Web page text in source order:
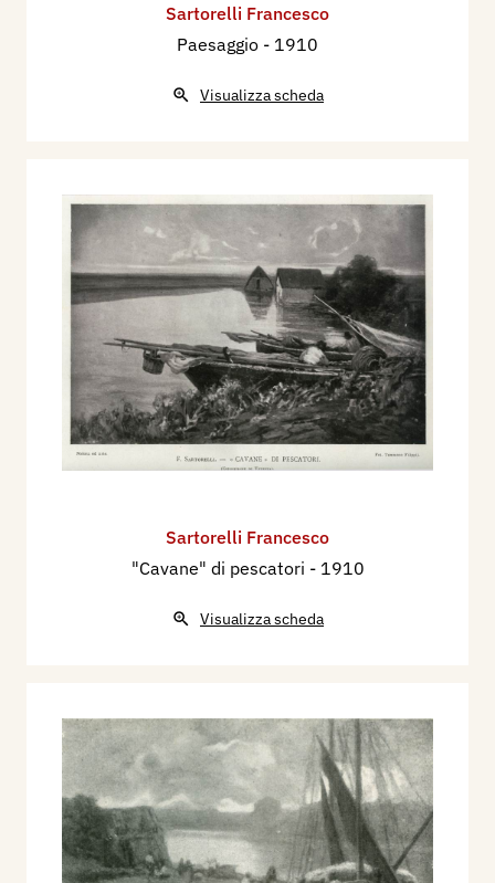
Sartorelli Francesco
Paesaggio - 1910
Visualizza scheda
Sartorelli Francesco
"Cavane" di pescatori - 1910
Visualizza scheda